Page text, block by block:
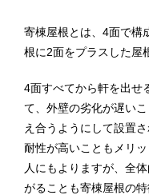
寄棟屋根とは、4面で構
根に2面をプラスした屋
4面すべてから軒を出せ
て、外壁の劣化が遅い
え合うようにして設置
耐性が高いこともメリ
人にもよりますが、全
がることも寄棟屋根の